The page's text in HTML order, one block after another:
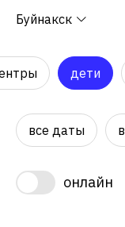
Буйнакск
дети
все даты
онлайн